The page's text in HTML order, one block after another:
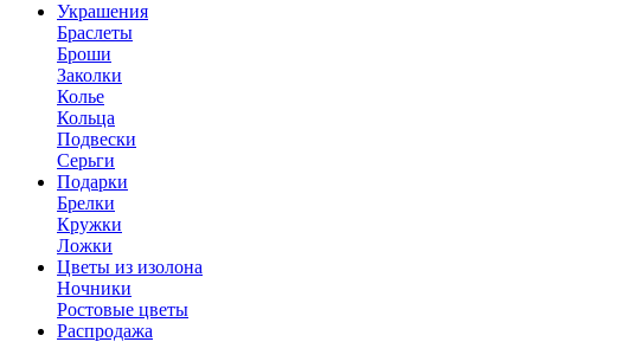
Украшения
Браслеты
Броши
Заколки
Колье
Кольца
Подвески
Серьги
Подарки
Брелки
Кружки
Ложки
Цветы из изолона
Ночники
Ростовые цветы
Распродажа